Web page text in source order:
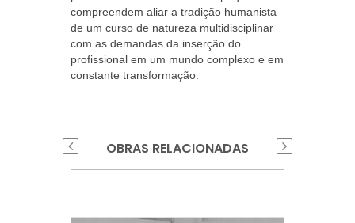
compreendem aliar a tradição humanista
de um curso de natureza multidisciplinar
com as demandas da inserção do
profissional em um mundo complexo e em
constante transformação.
OBRAS RELACIONADAS